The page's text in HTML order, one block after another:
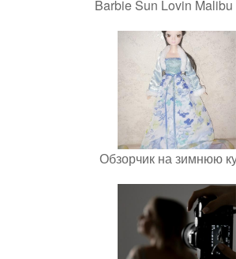
Barbie Sun Lovin Malibu
Обзорчик на зимнюю